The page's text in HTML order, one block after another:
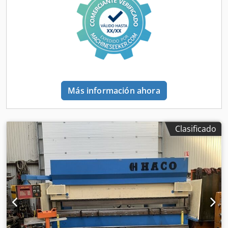
3. Depósito de aceite especial con alta limpieza;
visualización del nivel y la temperatura del aceite;
protección integrada contra sobrecarga. Sistema eléctrico
y de control 1. Componentes eléctricos SCHNEIDER
principales, resistentes a las interferencias y seguros. 2.
Controlador CNC DA53T (4+1 ejes estándar, ampliable a
6+1 ejes): - Pantalla táctil LED a color de 15 pulgadas,
soporte multi-idioma, compatible con ratón -
moldes inferiores, 100 programas con 25 pasos cada uno -
Múltiples puertos: USB, RS232, Ethernet; admite la
conexión de robots y líneas de producción automatizadas -
Gráficos de molde en tiempo real, velocidad de paso
programable, función de enlace de doble máquina Marcas
de componentes principales Sistema hidráulico:
PHUCHIN/Bosch Rexroth; Bomba de aceite: Hi-
Tech/SUNNY; Escala de rejilla: Italy GIVI; Sellos:
SKF/PARKER; Piezas eléctricas: Schneider; Motor principal:
Siemens/Lido Otras ventajas - Cumple con las normas
Más información ahora
Clasificado